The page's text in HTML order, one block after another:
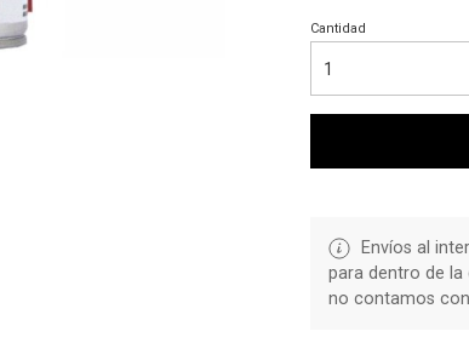
Cantidad
Envíos al
para dentro de la
no contamos